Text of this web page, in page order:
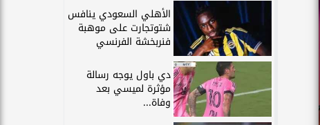
الأهلي السعودي ينافس
شتوتجارت على موهبة
فنربخشة الفرنسي
دي باول يوجه رسالة
مؤثرة لميسي بعد
وفاة...